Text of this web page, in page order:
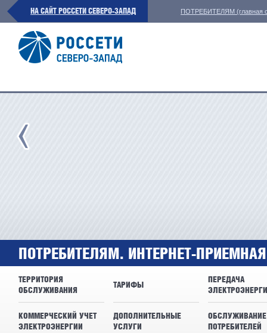
НА САЙТ РОССЕТИ СЕВЕРО-ЗАПАД ПОТРЕБИТЕЛЯМ (главная
ПОТРЕБИТЕЛЯМ. ИНТЕРНЕТ-
ТЕРРИТОРИЯ
ОБСЛУЖИВАНИЯ
ТАРИФЫ
ПЕРЕДАЧА
КОММЕРЧЕСКИЙ УЧЕТ
ЭЛЕКТРОЭНЕРГИИ
ДОПОЛНИТЕЛЬНЫЕ
УСЛУГИ
ОБСЛУЖИВАНИЕ
ПОТРЕБИТЕЛЕЙ